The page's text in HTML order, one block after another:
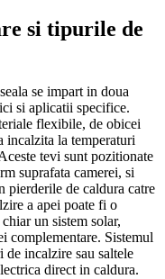
si tipurile de
se impart in doua
si aplicatii specifice.
flexibile, de obicei
incalzita la temperaturi
tevi sunt pozitionate
suprafata camerei, si
pierderile de caldura catre
a apei poate fi o
un sistem solar,
complementare. Sistemul
de incalzire sau saltele
direct in caldura.